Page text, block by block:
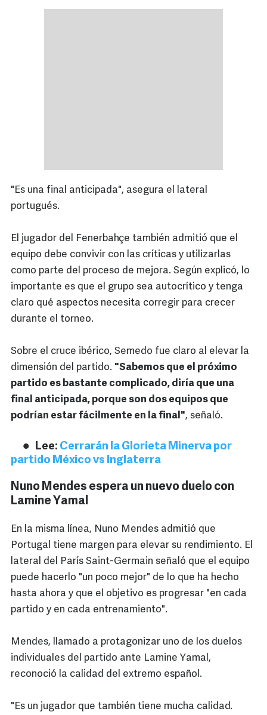
"Es una final anticipada", asegura el lateral
portugués.
El jugador del Fenerbahçe también admitió que el
equipo debe convivir con las críticas y utilizarlas
como parte del proceso de mejora. Según explicó, lo
importante es que el grupo sea autocrítico y tenga
claro qué aspectos necesita corregir para crecer
durante el torneo.
Sobre el cruce ibérico, Semedo fue claro al elevar la
dimensión del partido. "Sabemos que el próximo
partido es bastante complicado, diría que una
final anticipada, porque son dos equipos que
podrían estar fácilmente en la final", señaló.
Lee: Cerrarán la Glorieta Minerva por
partido México vs Inglaterra
Nuno Mendes espera un nuevo duelo con
Lamine Yamal
En la misma línea, Nuno Mendes admitió que
Portugal tiene margen para elevar su rendimiento. El
lateral del París Saint-Germain señaló que el equipo
puede hacerlo "un poco mejor" de lo que ha hecho
hasta ahora y que el objetivo es progresar "en cada
partido y en cada entrenamiento".
Mendes, llamado a protagonizar uno de los duelos
individuales del partido ante Lamine Yamal,
reconoció la calidad del extremo español.
"Es un jugador que también tiene mucha calidad.